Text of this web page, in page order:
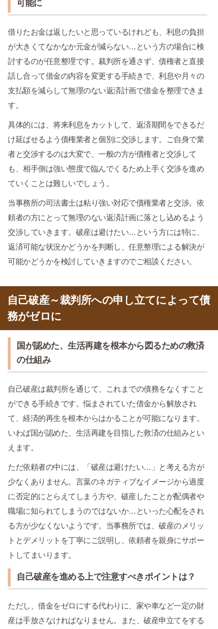
可能に
借りたお金は返したいと思っているけれども、利息の負担
が大きくてなかなか元金が減らない…という方の場合に検
討するのが任意整理です。裁判所を通さず、債権者と直接
話し合って借金の内容を変更する手続きで、利息や月々の
支払額を減らして無理のない返済計画で借金を整理できま
す。
具体的には、将来利息をカットして、返済期間をできるだ
け延ばせるよう債権業者と個別に交渉します。ご自身で業
者と交渉するのは大変で、一般の方が債権者と交渉して
も、相手側は強い態度で臨んでくるため上手く交渉を進め
ていくことは難しいでしょう。
当事務所の司法書士は粘り強い対応で債権業者と交渉。依
頼者の方にとって無理のない返済計画に落とし込めるよう
交渉していきます。破産は避けたい…という方には特に、
返済可能な状況かどうかを判断し、任意整理による解決が
可能かどうかを検討していきますのでご相談ください。
自己破産～裁判所への申し立てによって債
務がゼロに
国が認めた、生活再建を根本から図るための救済
の仕組み
自己破産は裁判所を通じて、これまでの債務をなくすこと
ができる手続きです。悩まされていた借金から解放され
て、経済的再生を根本からはかることが可能になります。
いわば国が認めた、生活再建を目指した救済の仕組みとい
えます。
ただ依頼者の中には、「破産は避けたい…」と考える方が
少なくありません。言葉のネガティブなイメージから過度
に否定的にとらえてしまう方や、破産したことが配偶者や
職場に知られてしまうのではないか…といった心配をされ
る方が少なくないようです。当事務所では、破産のメリッ
トとデメリットを丁寧にご説明し、依頼者を親身にサポー
トしてまいります。
自己破産を進める上で注意すべきポイントは？
ただし、借金をゼロにする代わりに、家や車など一定の財
産は手放さなければなりません。また、破産申立てをする